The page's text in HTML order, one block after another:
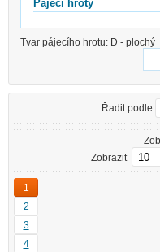
Pájecí hroty
Tvar pájecího hrotu: D - plochý
Řadit podle
Zobrazit
1
2
3
4